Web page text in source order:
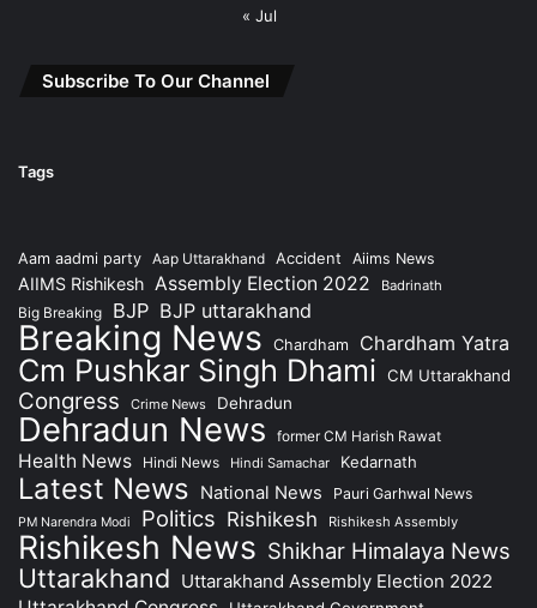
« Jul
Subscribe To Our Channel
Tags
Aam aadmi party Aap Uttarakhand Accident Aiims News
AIIMS Rishikesh Assembly Election 2022 Badrinath
Big Breaking BJP BJP uttarakhand
Breaking News Chardham Chardham Yatra
Cm Pushkar Singh Dhami CM Uttarakhand
Congress Crime News Dehradun
Dehradun News former CM Harish Rawat
Health News Hindi News Hindi Samachar Kedarnath
Latest News National News Pauri Garhwal News
PM Narendra Modi Politics Rishikesh Rishikesh Assembly
Rishikesh News Shikhar Himalaya News
Uttarakhand Uttarakhand Assembly Election 2022